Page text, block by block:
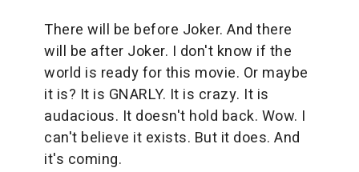
There will be before Joker. And there
will be after Joker. I don't know if the
world is ready for this movie. Or maybe
it is? It is GNARLY. It is crazy. It is
audacious. It doesn't hold back. Wow. I
can't believe it exists. But it does. And
it's coming.